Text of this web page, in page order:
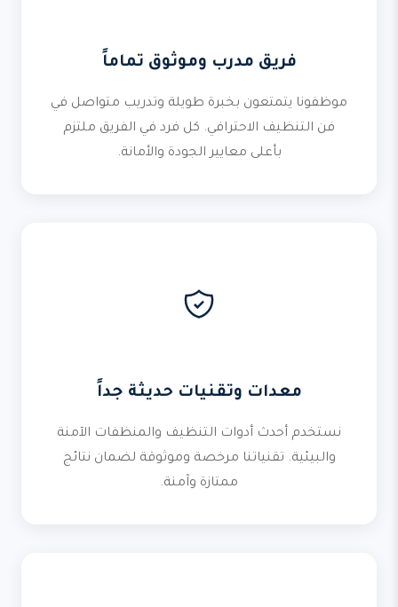
فريق مدرب وموثوق تماماً
موظفونا يتمتعون بخبرة طويلة وتدريب متواصل في
فن التنظيف الاحترافي. كل فرد في الفريق ملتزم
بأعلى معايير الجودة والأمانة.
معدات وتقنيات حديثة جداً
نستخدم أحدث أدوات التنظيف والمنظفات الآمنة
والبيئية. تقنياتنا مرخصة وموثوقة لضمان نتائج
ممتازة وآمنة.